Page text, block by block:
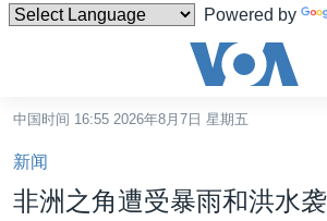
Powered by
碍
链
接
跳
中国时间 16:55 2026年8月7日 星期五
新闻
非洲之角遭受暴雨和洪水